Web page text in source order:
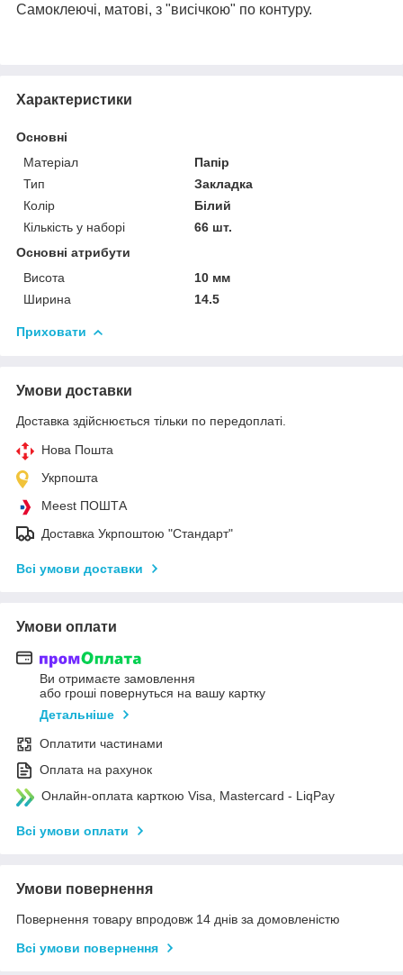
Самоклеючі, матові, з "висічкою" по контуру.
Характеристики
Основні
Матеріал
Папір
Тип
Закладка
Колір
Білий
Кількість у наборі
66 шт.
Основні атрибути
Висота
10 мм
Ширина
14.5
Приховати
Умови доставки
Доставка здійснюється тільки по передоплаті.
Нова Пошта
Укрпошта
Meest ПОШТА
Доставка Укрпоштою "Стандарт"
Всі умови доставки
Умови оплати
Ви отримаєте замовлення
або гроші повернуться на вашу картку
Детальніше
Оплатити частинами
Оплата на рахунок
Онлайн-оплата карткою Visa, Mastercard - LiqPay
Всі умови оплати
Умови повернення
Повернення товару впродовж 14 днів за домовленістю
Всі умови повернення